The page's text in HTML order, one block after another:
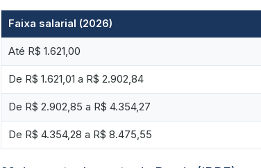
Faixa salarial (2026)
Até R$ 1.621,00
De R$ 1.621,01 a R$ 2.902,84
De R$ 2.902,85 a R$ 4.354,27
De R$ 4.354,28 a R$ 8.475,55